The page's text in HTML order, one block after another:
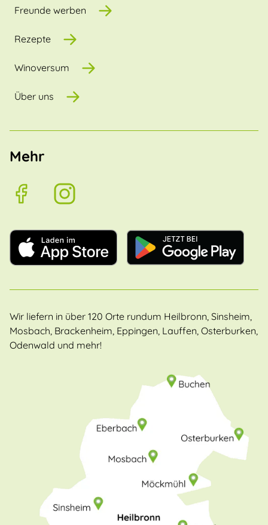
Freunde werben
Rezepte
Winoversum
Über uns
Mehr
Wir liefern in über 120 Orte rundum Heilbronn, Sinsheim,
Mosbach, Brackenheim, Eppingen, Lauffen, Osterburken,
Odenwald und mehr!